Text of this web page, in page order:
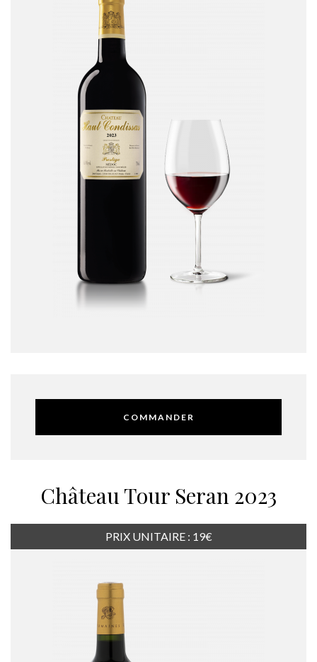
COMMANDER
Château Tour Seran 2023
PRIX UNITAIRE : 19€